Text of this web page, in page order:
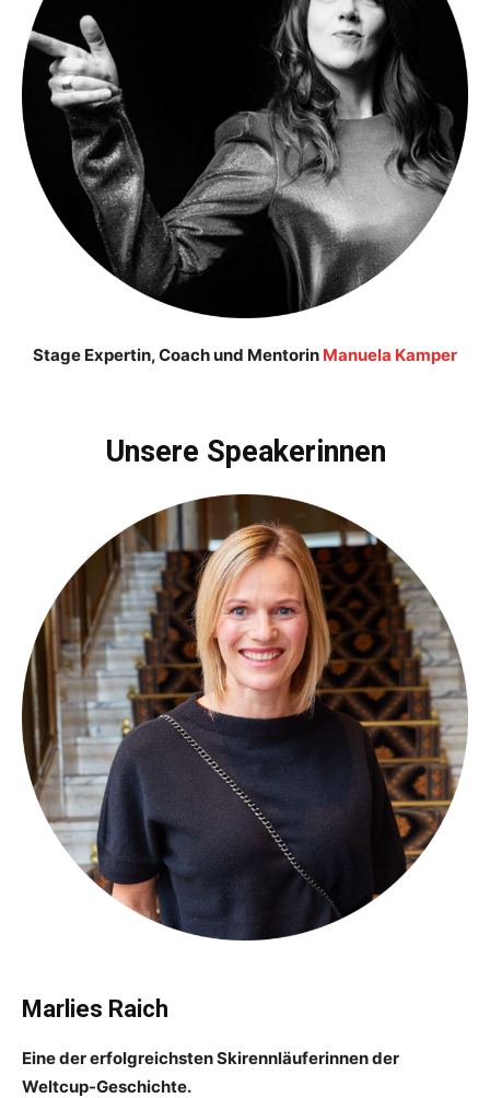
Stage Expertin, Coach und Mentorin Manuela Kamper
Unsere Speakerinnen
Marlies Raich
Eine der erfolgreichsten Skirennläuferinnen der
Weltcup-Geschichte.